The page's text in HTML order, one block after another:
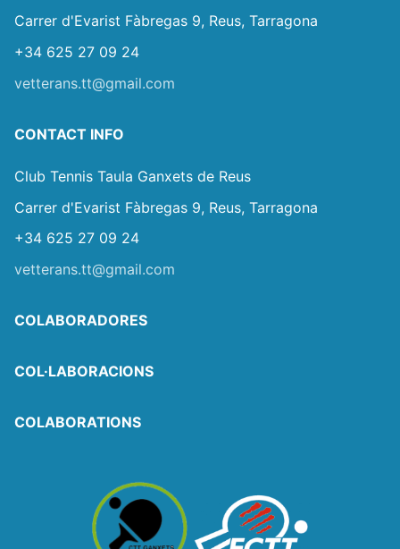
Carrer d'Evarist Fàbregas 9, Reus, Tarragona
+34 625 27 09 24
vetterans.tt@gmail.com
CONTACT INFO
Club Tennis Taula Ganxets de Reus
Carrer d'Evarist Fàbregas 9, Reus, Tarragona
+34 625 27 09 24
vetterans.tt@gmail.com
COLABORADORES
COL·LABORACIONS
COLABORATIONS